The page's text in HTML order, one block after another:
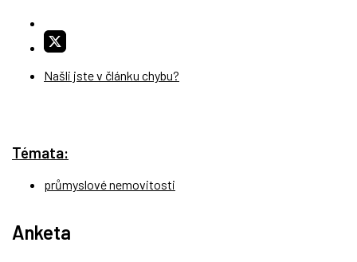
Našli jste v článku chybu?
Témata:
průmyslové nemovitosti
Anketa